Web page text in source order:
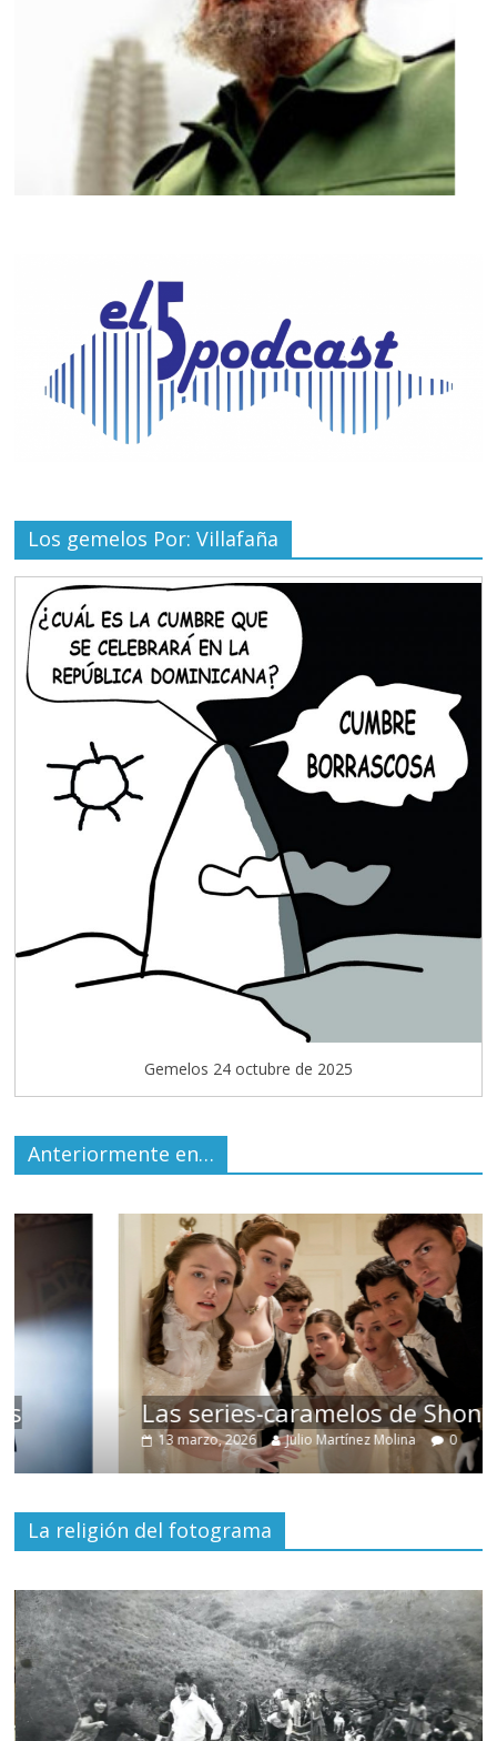
Los gemelos Por: Villafaña
Gemelos 24 octubre de 2025
Anteriormente en…
Las series-caramelos de Shondaland
13 marzo, 2026 Julio Martínez Molina 0
La religión del fotograma